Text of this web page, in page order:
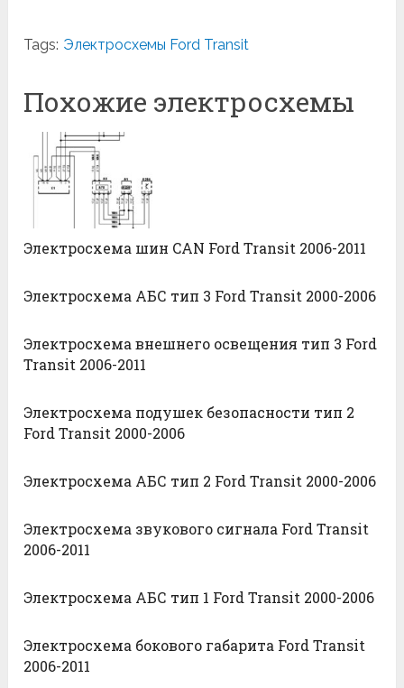
Tags: Электросхемы Ford Transit
Похожие электросхемы
Электросхема шин CAN Ford Transit 2006-2011
Электросхема АБС тип 3 Ford Transit 2000-2006
Электросхема внешнего освещения тип 3 Ford
Transit 2006-2011
Электросхема подушек безопасности тип 2
Ford Transit 2000-2006
Электросхема АБС тип 2 Ford Transit 2000-2006
Электросхема звукового сигнала Ford Transit
2006-2011
Электросхема АБС тип 1 Ford Transit 2000-2006
Электросхема бокового габарита Ford Transit
2006-2011